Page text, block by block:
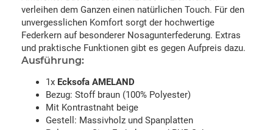
verleihen dem Ganzen einen natürlichen Touch. Für den
unvergesslichen Komfort sorgt der hochwertige
Federkern auf besonderer Nosagunterfederung. Extras
und praktische Funktionen gibt es gegen Aufpreis dazu.
Ausführung:
1x Ecksofa AMELAND
Bezug: Stoff braun (100% Polyester)
Mit Kontrastnaht beige
Gestell: Massivholz und Spanplatten